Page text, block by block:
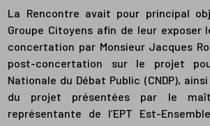
La Rencontre avait pour principal
Groupe Citoyens afin de leur exposer
concertation par Monsieur Jacques
post-concertation sur le projet
Nationale du Débat Public (CNDP),
du projet présentées par le
représentante de l’EPT Est-